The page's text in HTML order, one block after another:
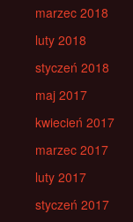
marzec 2018
luty 2018
styczeń 2018
maj 2017
kwiecień 2017
marzec 2017
luty 2017
styczeń 2017